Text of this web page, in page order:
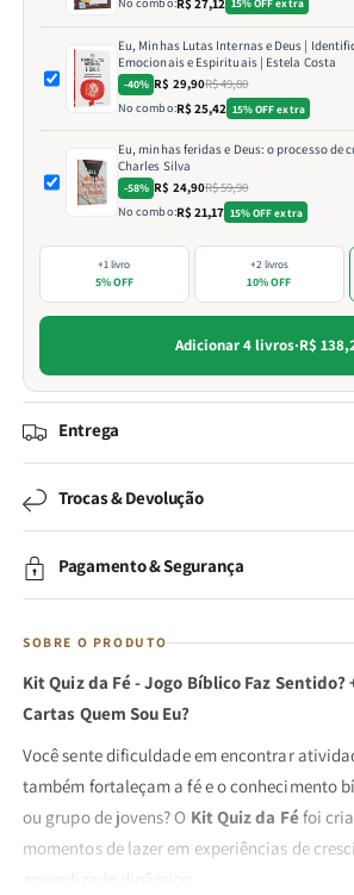
15% OFF extra
Eu, Minhas Lutas Internas e Deus |
Emocionais e Espirituais | Estela Costa
-40% R$ 29,90R$ 49,80
No combo:R$ 25,42 15% OFF extra
Eu, minhas feridas e Deus: o processo de
Charles Silva
-58% R$ 24,90R$ 59,90
No combo:R$ 21,17 15% OFF extra
+1 livro
5% OFF
+2 livros
10% OFF
Adicionar 4 livros·R$
Entrega
Trocas & Devolução
Pagamento & Segurança
SOBRE O PRODUTO
Kit Quiz da Fé - Jogo Bíblico Faz Sentido?
Cartas Quem Sou Eu?
Você sente dificuldade em encontrar
também fortaleçam a fé e o conhecimento
ou grupo de jovens? O Kit Quiz da Fé foi
momentos de lazer em experiências de
aprendizado dinâmico.